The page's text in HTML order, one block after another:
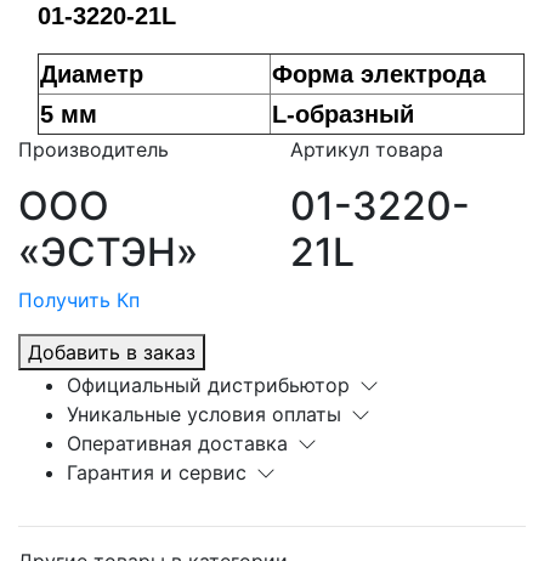
01-3220-21L
Диаметр
Форма электрода
5 мм
L-образный
Производитель
ООО
«ЭСТЭН»
Артикул товара
01-3220-
21L
Получить Кп
Добавить в заказ
Официальный дистрибьютор
Уникальные условия оплаты
Оперативная доставка
Гарантия и сервис